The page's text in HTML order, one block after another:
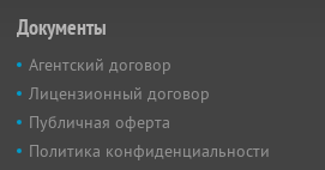
Документы
Агентский договор
Лицензионный договор
Публичная оферта
Политика конфиденциальности